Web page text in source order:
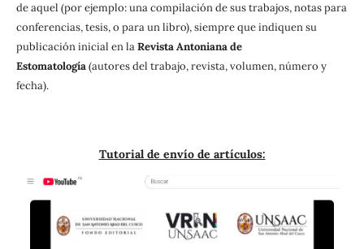
de aquel (por ejemplo: una compilación de sus trabajos, notas para
conferencias, tesis, o para un libro), siempre que indiquen su
publicación inicial en laRevista Antoniana de
Estomatología(autores del trabajo, revista, volumen, número y
fecha).
Tutorial de envío de artículos: